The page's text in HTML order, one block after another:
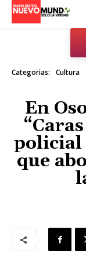
Categorias: Cultura
En
policial
que